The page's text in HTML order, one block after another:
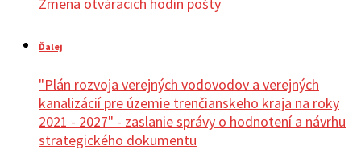
Zmena otváracích hodín pošty
Ďalej
"Plán rozvoja verejných vodovodov a verejných
kanalizácií pre územie trenčianskeho kraja na roky
2021 - 2027" - zaslanie správy o hodnotení a návrhu
strategického dokumentu